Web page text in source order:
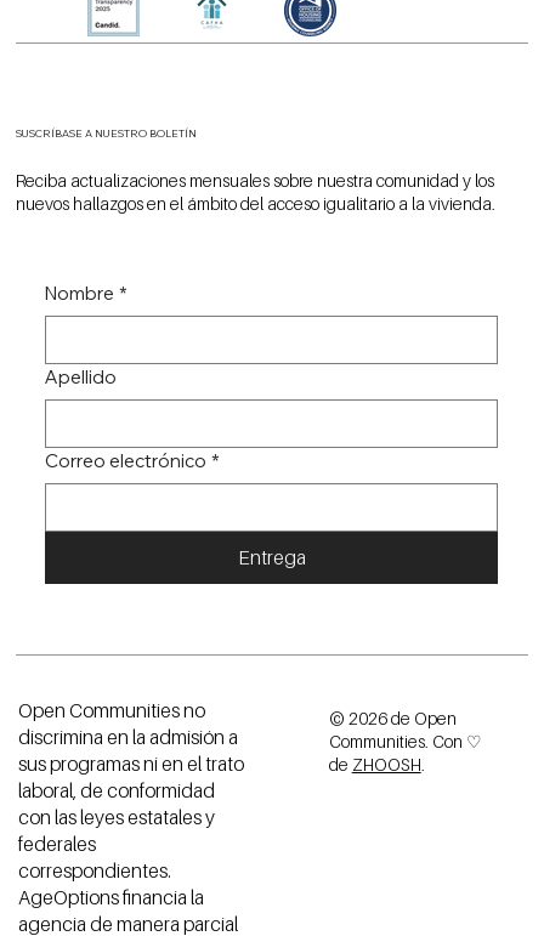
SUSCRÍBASE A NUESTRO BOLETÍN
Reciba actualizaciones mensuales sobre nuestra comunidad y los
nuevos hallazgos en el ámbito del acceso igualitario a la vivienda.
Nombre *
Apellido
Correo electrónico *
Entrega
Open Communities no
discrimina en la admisión a
sus programas ni en el trato
laboral, de conformidad
con las leyes estatales y
federales
correspondientes.
AgeOptions financia la
agencia de manera parcial
© 2026 de Open
Communities. Con ♡
de ZHOOSH